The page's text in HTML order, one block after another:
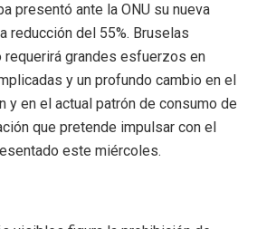
presentó ante la ONU su nueva
reducción del 55%. Bruselas
grandes esfuerzos en
y un profundo cambio en el
y en el actual patrón de consumo de
que pretende impulsar con el
este miércoles.